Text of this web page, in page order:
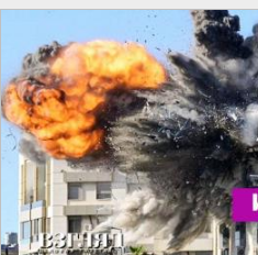
Трамп|Биньямин Нетаньяху